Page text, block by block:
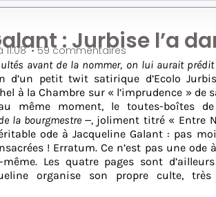
: Jurbise l’a
11:08 •59 commentaires
avant de la nommer, on lui aurait
d’un petit twit satirique d’Ecolo
à la Chambre sur « l’imprudence » de
même moment, le toutes-boîtes
la bourgmestre —, joliment titré « Entre
ode à Jacqueline Galant : pas
! Erratum. Ce n’est pas une ode
Les quatre pages sont
organise son propre culte,